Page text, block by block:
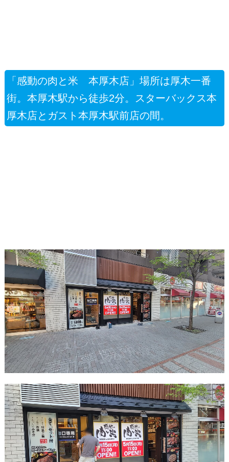
「感動の肉と米 本厚木店」場所は厚木一番
街。本厚木駅から徒歩2分。スターバックス本
厚木店とガスト本厚木駅前店の間。